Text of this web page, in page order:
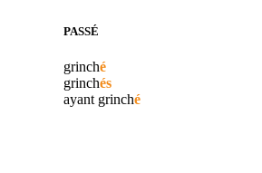
PASSÉ
grinché
grinchés
ayant grinché